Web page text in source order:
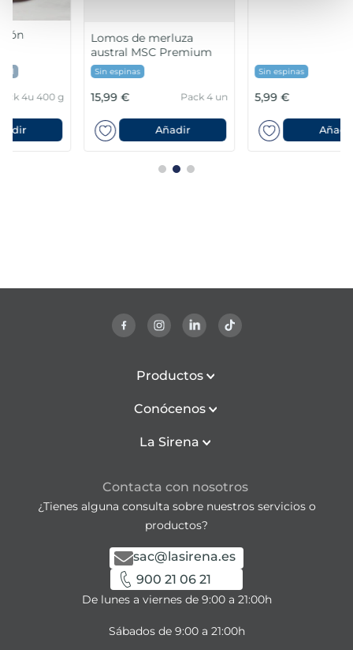
Lomos de merluza
austral MSC Premium
15,99 € Pack 4 un
Añadir
Filetes de lubina
Premium
5,99 € Pack 180 g
Añadir
Productos
Conócenos
La Sirena
Contacta con nosotros
¿Tienes alguna consulta sobre nuestros servicios o
productos?
sac@lasirena.es
900 21 06 21
De lunes a viernes de 9:00 a 21:00h
Sábados de 9:00 a 21:00h